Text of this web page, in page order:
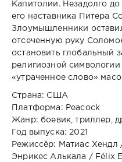
Капитолии. Незадолго
его наставника Питера
Злоумышленники
отсеченную руку
остановить глобальный
религиозной
«утраченное слово»
Страна: США
Платформа: Peacock
Жанр: боевик, триллер,
Год выпуска: 2021
Режиссёр: Матиас
Энрикес Алькала / Félix